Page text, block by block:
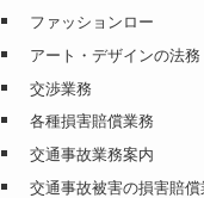
ファッションロー
アート・デザインの法務
交渉業務
各種損害賠償業務
交通事故業務案内
交通事故被害の損害賠償